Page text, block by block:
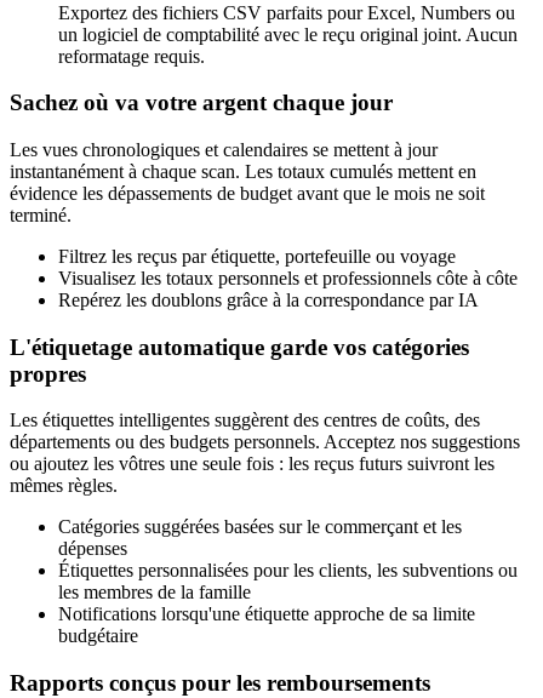
Exportez des fichiers CSV parfaits pour Excel, Numbers ou
un logiciel de comptabilité avec le reçu original joint. Aucun
reformatage requis.
Sachez où va votre argent chaque jour
Les vues chronologiques et calendaires se mettent à jour
instantanément à chaque scan. Les totaux cumulés mettent en
évidence les dépassements de budget avant que le mois ne soit
terminé.
Filtrez les reçus par étiquette, portefeuille ou voyage
Visualisez les totaux personnels et professionnels côte à côte
Repérez les doublons grâce à la correspondance par IA
L'étiquetage automatique garde vos catégories
propres
Les étiquettes intelligentes suggèrent des centres de coûts, des
départements ou des budgets personnels. Acceptez nos suggestions
ou ajoutez les vôtres une seule fois : les reçus futurs suivront les
mêmes règles.
Catégories suggérées basées sur le commerçant et les
dépenses
Étiquettes personnalisées pour les clients, les subventions ou
les membres de la famille
Notifications lorsqu'une étiquette approche de sa limite
budgétaire
Rapports conçus pour les remboursements